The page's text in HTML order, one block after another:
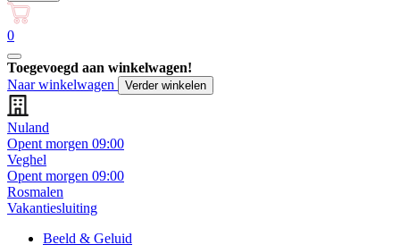
0
Toegevoegd aan winkelwagen!
Naar winkelwagen
Verder winkelen
Nuland
Opent morgen 09:00
Veghel
Opent morgen 09:00
Rosmalen
Vakantiesluiting
Beeld & Geluid